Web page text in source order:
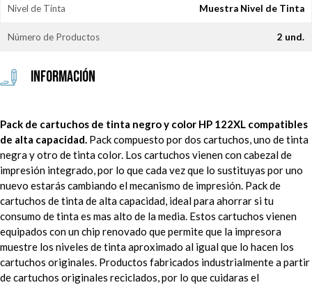
Nivel de Tinta Muestra Nivel de Tinta
Número de Productos 2 und.
Información
Pack de cartuchos de tinta negro y color HP 122XL compatibles
de alta capacidad. Pack compuesto por dos cartuchos, uno de tinta
negra y otro de tinta color. Los cartuchos vienen con cabezal de
impresión integrado, por lo que cada vez que lo sustituyas por uno
nuevo estarás cambiando el mecanismo de impresión. Pack de
cartuchos de tinta de alta capacidad, ideal para ahorrar si tu
consumo de tinta es mas alto de la media. Estos cartuchos vienen
equipados con un chip renovado que permite que la impresora
muestre los niveles de tinta aproximado al igual que lo hacen los
cartuchos originales. Productos fabricados industrialmente a partir
de cartuchos originales reciclados, por lo que cuidaras el